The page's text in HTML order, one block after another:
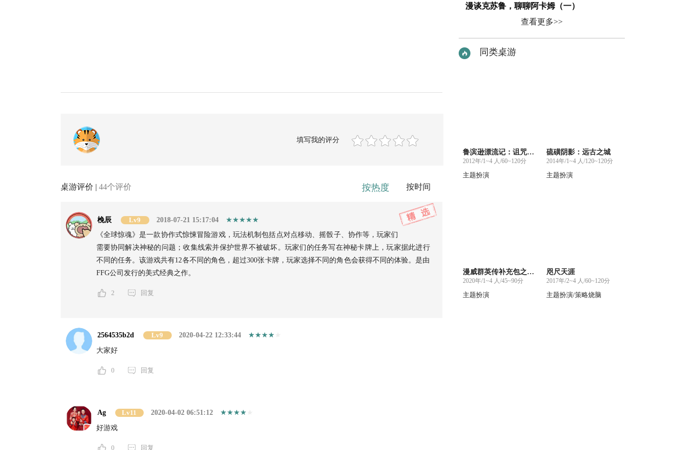
填写我的评分
桌游评价 | 44个评价 按热度 按时间
梚辰 Lv9
2018-07-21 15:17:04
《全球惊魂》是一款协作式惊悚冒险游戏，玩法机制包括点对点移动、摇骰子、协作等，玩家们
需要协同解决神秘的问题；收集线索并保护世界不被破坏。玩家们的任务写在神秘卡牌上，玩家据此进行
不同的任务。该游戏共有12各不同的角色，超过300张卡牌，玩家选择不同的角色会获得不同的体验。是由
FFG公司发行的美式经典之作。
2 回复
2564535b2d Lv9
2020-04-22 12:33:44
大家好
0 回复
Ag Lv11
2020-04-02 06:51:12
好游戏
0 回复
漫谈克苏鲁，聊聊阿卡姆（一）
查看更多>>
同类桌游
鲁滨逊漂流记：诅咒岛之迷
2012年/1~4 人/60~120分
主题扮演
硫磺阴影：远古之城
2014年/1~4 人/120~120分
主题扮演
漫威群英传补充包之黑寡妇
2020年/1~4 人/45~90分
主题扮演
咫尺天涯
2017年/2~4 人/60~120分
主题扮演/策略烧脑